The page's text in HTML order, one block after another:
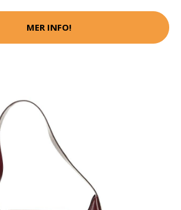
MER INFO!